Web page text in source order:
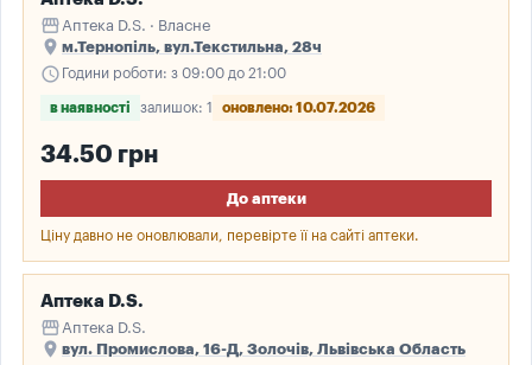
storefront Аптека D.S. · Власне
place м.Тернопіль, вул.Текстильна, 28ч
schedule Години роботи: з 09:00 до 21:00
в наявності залишок: 1 оновлено: 10.07.2026
34.50 грн
До аптеки
Ціну давно не оновлювали, перевірте її на сайті аптеки.
Аптека D.S.
storefront Аптека D.S.
place вул. Промислова, 16-Д, Золочів, Львівська Область